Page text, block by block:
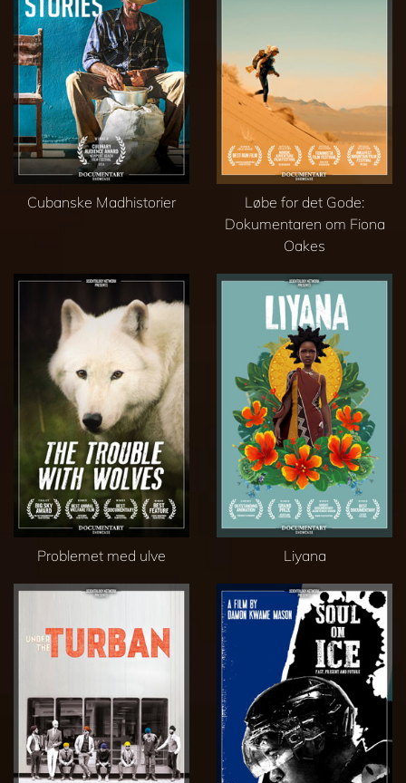
Cubanske Madhistorier
Løbe for det Gode:
Dokumentaren om Fiona
Oakes
Problemet med ulve Liyana